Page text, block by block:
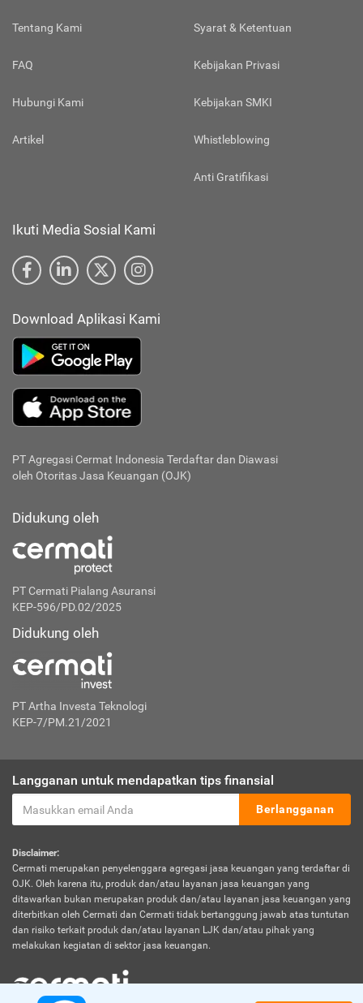
Tentang Kami
FAQ
Hubungi Kami
Artikel
Syarat & Ketentuan
Kebijakan Privasi
Kebijakan SMKI
Whistleblowing
Anti Gratifikasi
Ikuti Media Sosial Kami
Download Aplikasi Kami
PT Agregasi Cermat Indonesia Terdaftar dan Diawasi
oleh Otoritas Jasa Keuangan (OJK)
Didukung oleh
PT Cermati Pialang Asuransi
KEP-596/PD.02/2025
Didukung oleh
PT Artha Investa Teknologi
KEP-7/PM.21/2021
Langganan untuk mendapatkan tips finansial
Berlangganan
Disclaimer:
Cermati merupakan penyelenggara agregasi jasa keuangan yang terdaftar di
OJK. Oleh karena itu, produk dan/atau layanan jasa keuangan yang
ditawarkan bukan merupakan produk dan/atau layanan jasa keuangan yang
diterbitkan oleh Cermati dan Cermati tidak bertanggung jawab atas tuntutan
dan risiko terkait produk dan/atau layanan LJK dan/atau pihak yang
melakukan kegiatan di sektor jasa keuangan.